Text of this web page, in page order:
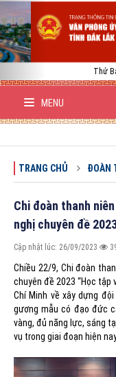
Previous
Thứ
MENU
TRANG CHỦ ĐOÀN
Chi đoàn thanh
nghị chuyên đề
Cập nhật lúc: 26/09/2023
Chiều 22/9, Chi đoàn
chuyên đề 2023 “Học
Chí Minh về xây dựng
gương mẫu có đạo đức
vàng, đủ năng lực, sáng
vụ trong giai đoạn hiện